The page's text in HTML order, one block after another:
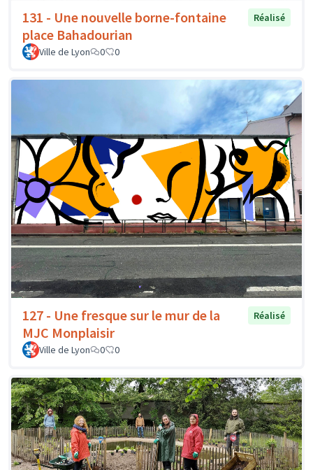
131 - Une nouvelle borne-fontaine
place Bahadourian
Réalisé
Ville de Lyon 0 0
127 - Une fresque sur le mur de la
MJC Monplaisir
Réalisé
Ville de Lyon 0 0